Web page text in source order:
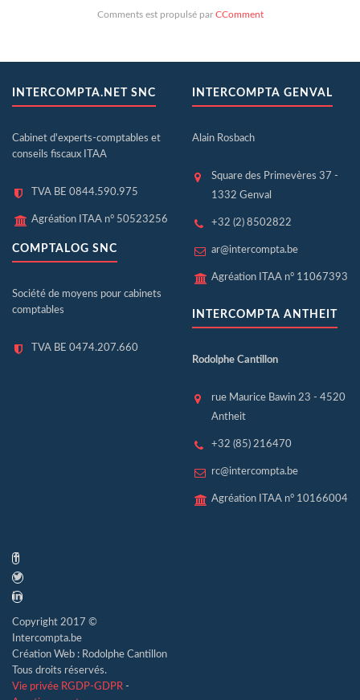
Comments est propulsé par CComment
INTERCOMPTA.NET SNC
Cabinet d'experts-comptables et
conseils fiscaux ITAA
TVA BE 0844.590.975
Agréation ITAA n° 50523256
COMPTALOG SNC
Société de moyens pour cabinets
comptables
TVA BE 0474.207.660
INTERCOMPTA GENVAL
Alain Rosbach
Square des Primevères 37 -
1332 Genval
+32 (2) 8502822
ar@intercompta.be
Agréation ITAA n° 11067393
INTERCOMPTA ANTHEIT
Rodolphe Cantillon
rue Maurice Bawin 23 - 4520
Antheit
+32 (85) 216470
rc@intercompta.be
Agréation ITAA n° 10166004
Copyright 2017 ©
Intercompta.be
Création Web : Rodolphe Cantillon
Tous droits réservés.
Vie privée RGDP-GDPR -